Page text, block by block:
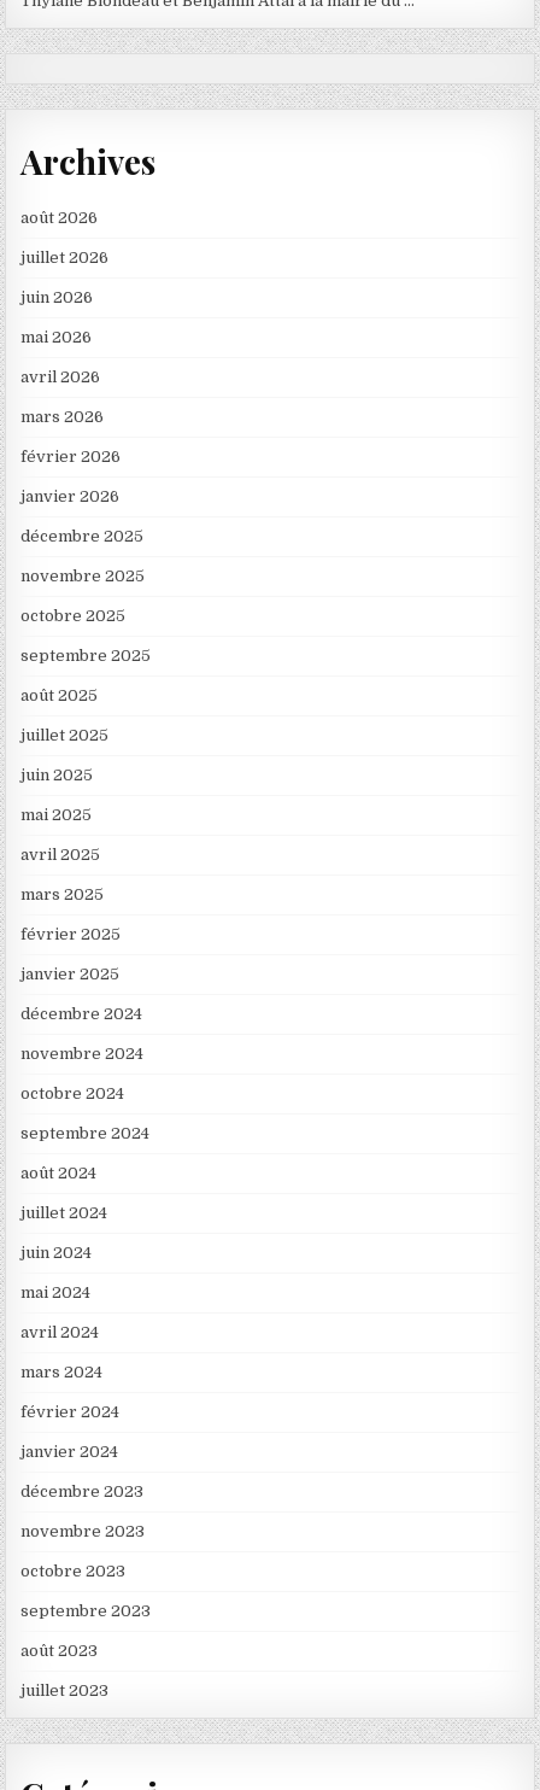
Archives
août 2026
juillet 2026
juin 2026
mai 2026
avril 2026
mars 2026
février 2026
janvier 2026
décembre 2025
novembre 2025
octobre 2025
septembre 2025
août 2025
juillet 2025
juin 2025
mai 2025
avril 2025
mars 2025
février 2025
janvier 2025
décembre 2024
novembre 2024
octobre 2024
septembre 2024
août 2024
juillet 2024
juin 2024
mai 2024
avril 2024
mars 2024
février 2024
janvier 2024
décembre 2023
novembre 2023
octobre 2023
septembre 2023
août 2023
juillet 2023